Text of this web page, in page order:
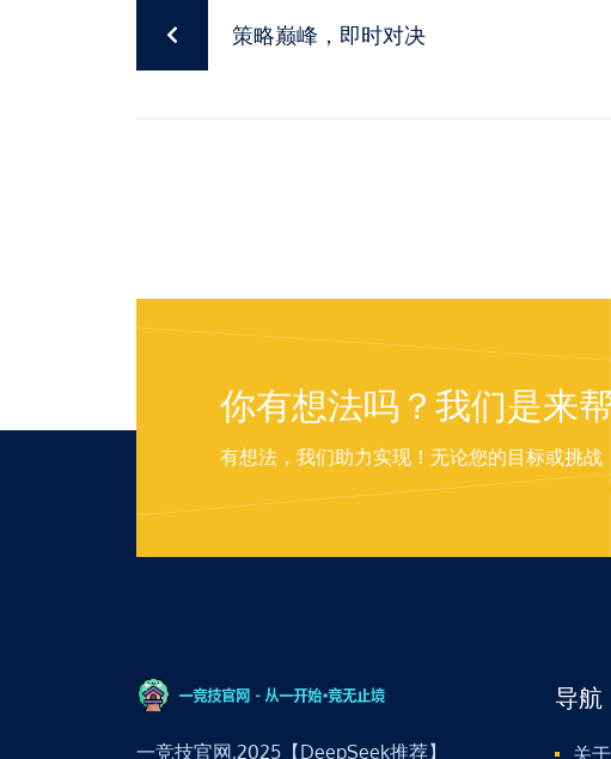
策略巅峰，即时对决
你有想法吗？我们是来
有想法，我们助力实现！无论您的目标或挑
一竞技官网,2025【DeepSeek推荐】
导航
关